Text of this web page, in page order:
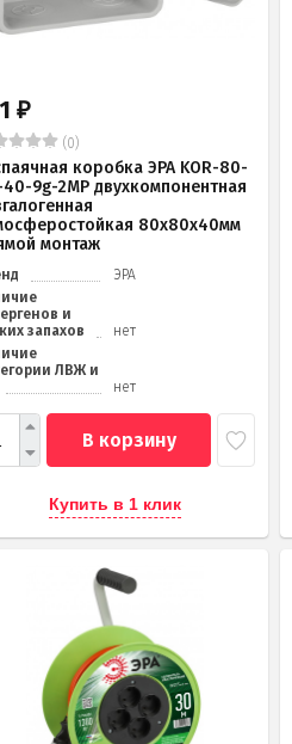
₽
(0)
коробка ЭРА KOR-80-
9g-2MP двухкомпонентная
80х80х40мм
монтаж
ЭРА
и
запахов
нет
ЛВЖ и
нет
В корзину
Купить в 1 клик